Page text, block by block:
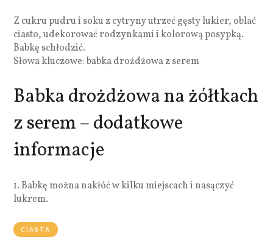
Z cukru pudru i soku z cytryny utrzeć gęsty lukier, oblać
ciasto, udekorować rodzynkami i kolorową posypką.
Babkę schłodzić.
Słowa kluczowe: babka drożdżowa z serem
Babka drożdżowa na żółtkach
z serem – dodatkowe
informacje
1. Babkę można nakłóć w kilku miejscach i nasączyć
lukrem.
CIASTA